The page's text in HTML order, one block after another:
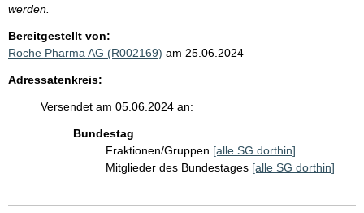
werden.
Bereitgestellt von:
Roche Pharma AG (R002169) am 25.06.2024
Adressatenkreis:
Versendet am 05.06.2024 an:
Bundestag
Fraktionen/Gruppen [alle SG dorthin]
Mitglieder des Bundestages [alle SG dorthin]